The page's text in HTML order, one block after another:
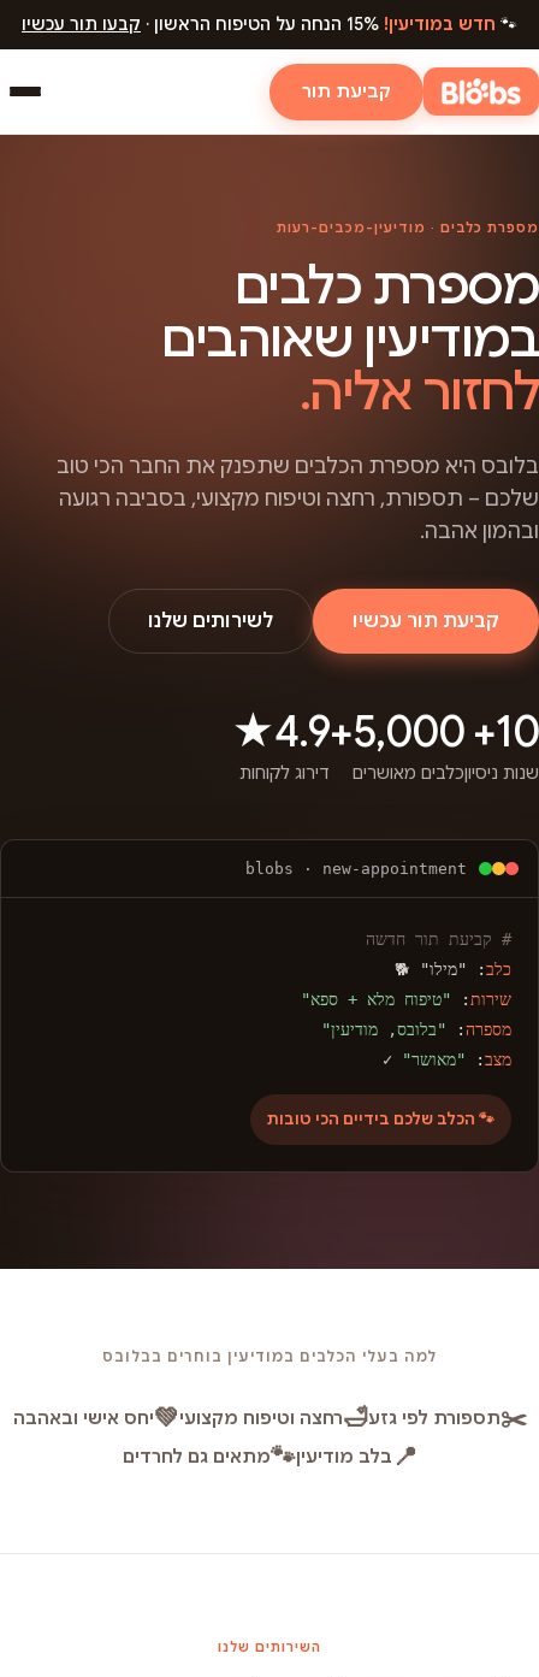
🐾 חדש במודיעין! קבעו תור עכשיו
קביעת תור
מספרת כלבים · מודיעין-מכבים-רעות
מספרת כלבים
במודיעין שאוהבים
לחזור אליה.
בלובס היא מספרת הכלבים שתפנק את החבר הכי טוב
שלכם – תספורת, רחצה וטיפוח מקצועי, בסביבה רגועה
ובהמון אהבה.
קביעת תור עכשיו לשירותים שלנו
10+
שנות ניסיון
5,000+
כלבים מאושרים
4.9★
דירוג לקוחות
blobs · new-appointment
# קביעת תור חדשה
כלב: "מילו" 🐕
שירות : "טיפוח מלא + ספא"
מספרה: "בלובס, מודיעין"
מצב: "מאושר" ✓
🐾 הכלב שלכם בידיים הכי טובות
למה בעלי הכלבים במודיעין בוחרים בבלובס
✂️תספורת לפי גזע🛁רחצה וטיפוח מקצועי💚יחס אישי ובאהבה
📍 בלב מודיעין🐾מתאים גם לחרדים
השירותים שלנו